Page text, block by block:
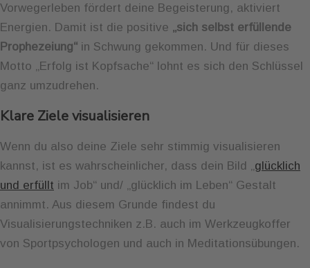
Vorwegerleben fördert deine Begeisterung, aktiviert
Energien. Damit ist die positive „sich selbst erfüllende
Prophezeiung“ in Schwung gekommen. Und für dieses
Motto „Erfolg ist Kopfsache“ lohnt es sich den Schlüssel
ganz umzudrehen.
Klare Ziele visualisieren
Wenn du also deine Ziele sehr stimmig visualisieren
kannst, ist es wahrscheinlicher, dass dein Bild „ glücklich
und erfüllt im Job“ und/ „glücklich im Leben“ Gestalt
annimmt. Aus diesem Grunde findest du
Visualisierungstechniken z.B. auch im Werkzeugkoffer
von Sportpsychologen und auch in Meditationsübungen.